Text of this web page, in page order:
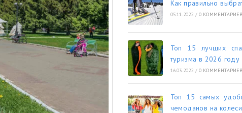
Как правильно
05.11.2022 / 0 КОММЕНТАРИЕВ
Топ 15 лучших
туризма в 2026 году
16.03.2022 / 0 КОММЕНТАРИЕВ
Топ 15 самых
чемоданов на